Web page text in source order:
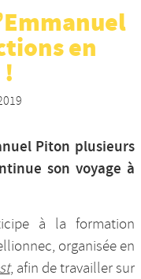
et +
en
Piton plusieurs
son voyage à
à la formation
organisée en
, afin de travailler sur